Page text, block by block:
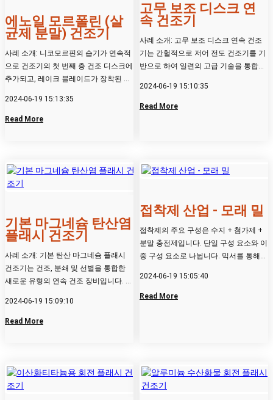
에노일 모르폴린 (살
균제 분말) 건조기
사례 소개: 니코모르핀의 습기가 연속적
으로 건조기의 첫 번째 층 건조 디스크에
추가되고, 레이크 블레이드가 장착된 레
2024-06-19 15:13:35
Read More
고무 보조 디스크 연
속 건조기
사례 소개: 고무 보조 디스크 연속 건조
기는 간헐적으로 저어 전도 건조기를 기
반으로 하여 일련의 고급 기술을 통합하
2024-06-19 15:10:35
Read More
기본 마그네슘 탄산염
플래시 건조기
사례 소개: 기본 탄산 마그네슘 플래시
건조기는 건조, 분쇄 및 선별을 통합한
새로운 유형의 연속 건조 장비입니다. 건
2024-06-19 15:09:10
Read More
접착제 산업 - 모래 밀
접착제의 주요 구성은 수지 + 첨가제 +
분말 충전제입니다. 단일 구성 요소와 이
중 구성 요소로 나뉩니다. 믹서를 통해
2024-06-19 15:05:40
Read More